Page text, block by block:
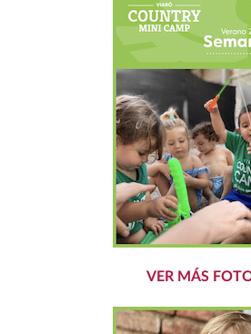
VER MÁS